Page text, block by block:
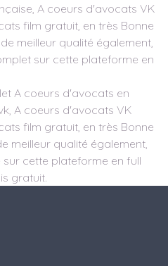
A coeurs d'avocats VK
film gratuit, en très Bonne
meilleur qualité également,
sur cette plateforme en
A coeurs d'avocats en
A coeurs d'avocats VK
film gratuit, en très Bonne
meilleur qualité également,
cette plateforme en full
gratuit.